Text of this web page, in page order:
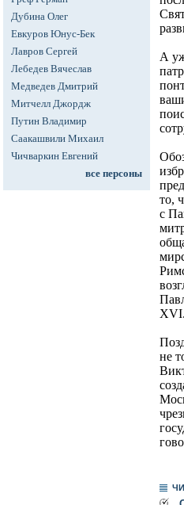
Дубина Олег
Евкуров Юнус-Бек
Лавров Сергей
Лебедев Вячеслав
Медведев Дмитрий
Митчелл Джордж
Путин Владимир
Саакашвили Михаил
Чичваркин Евгений
все персоны
А
то,
с
XVI.
не